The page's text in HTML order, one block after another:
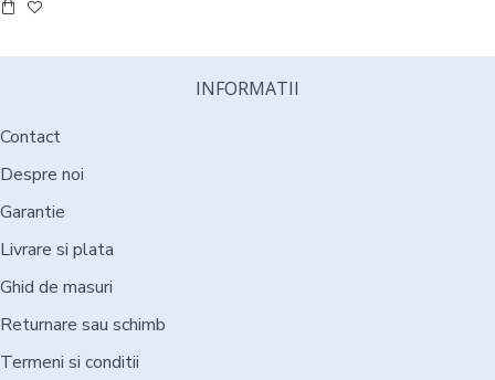
INFORMATII
Contact
Despre noi
Garantie
Livrare si plata
Ghid de masuri
Returnare sau schimb
Termeni si conditii